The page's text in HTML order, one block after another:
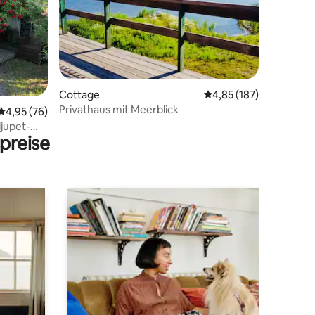
Bewertungen Bewertung: 4,95 von 5, 76 Bewertungen
4,95 (76)
Cottage Durchschnittliche
4,85 (187)
Privathaus mit Meerblick